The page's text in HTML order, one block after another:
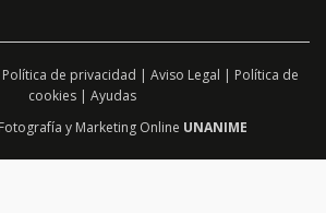
Política de privacidad | Aviso Legal | Política de
cookies| Ayudas
Fotografía y Marketing Online UNANIME